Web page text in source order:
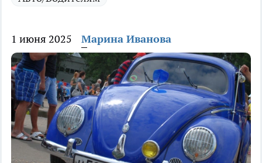
1 июня 2025 Марина Иванова